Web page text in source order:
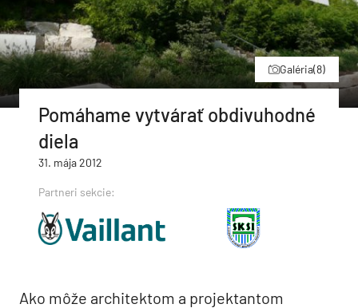
Galéria(8)
Pomáhame vytvárať obdivuhodné
diela
31. mája 2012
Partneri sekcie:
Ako môže architektom a projektantom